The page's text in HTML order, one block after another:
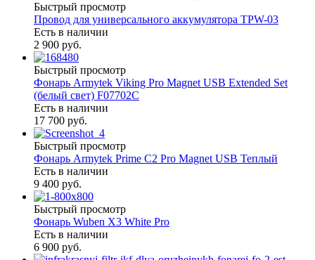
Быстрый просмотр
Провод для универсального аккумулятора TPW-03
Есть в наличии
2 900 руб.
Быстрый просмотр
Фонарь Armytek Viking Pro Magnet USB Extended Set
(белый свет) F07702C
Есть в наличии
17 700 руб.
Быстрый просмотр
Фонарь Armytek Prime C2 Pro Magnet USB Теплый
Есть в наличии
9 400 руб.
Быстрый просмотр
Фонарь Wuben X3 White Pro
Есть в наличии
6 900 руб.